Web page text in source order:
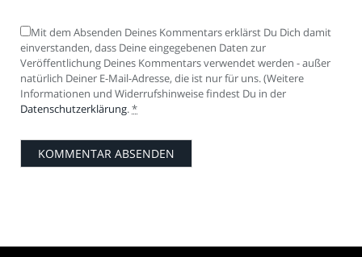
Mit dem Absenden Deines Kommentars erklärst Du Dich damit
einverstanden, dass Deine eingegebenen Daten zur
Veröffentlichung Deines Kommentars verwendet werden - außer
natürlich Deiner E-Mail-Adresse, die ist nur für uns. (Weitere
Informationen und Widerrufshinweise findest Du in der
Datenschutzerklärung.*